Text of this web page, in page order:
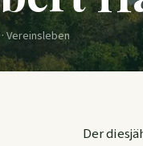
Vereinsleben
Der